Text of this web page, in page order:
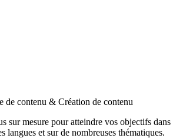
de contenu & Création de contenu
sur mesure pour atteindre vos objectifs dans
langues et sur de nombreuses thématiques.